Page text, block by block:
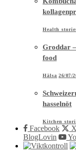
Health
Groddar
food
Hälsa 26/07/
hasselnöt
Kitchen
Facebook
BlogLovin